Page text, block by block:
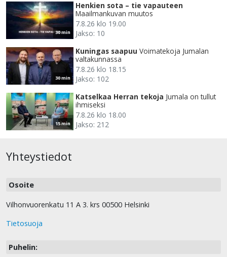
30 min
Henkien sota – tie vapauteen
Maailmankuvan muutos
7.8.26 klo 19.00
Jakso: 10
30 min
Kuningas saapuu Voimatekoja Jumalan
valtakunnassa
7.8.26 klo 18.15
Jakso: 102
15 min
Katselkaa Herran tekoja Jumala on tullut
ihmiseksi
7.8.26 klo 18.00
Jakso: 212
Yhteystiedot
Osoite
Vilhonvuorenkatu 11 A 3. krs 00500 Helsinki
Tietosuoja
Puhelin: